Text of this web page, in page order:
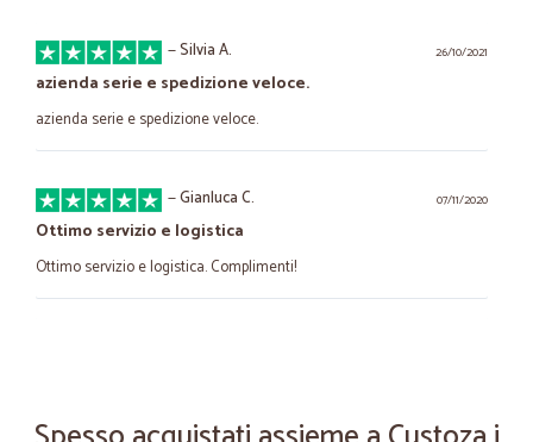
26/10/2021
—Silvia A.
azienda serie e spedizione veloce.
azienda serie e spedizione veloce.
07/11/2020
—Gianluca C.
Ottimo servizio e logistica
Ottimo servizio e logistica. Complimenti!